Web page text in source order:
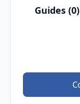
Guides (0)